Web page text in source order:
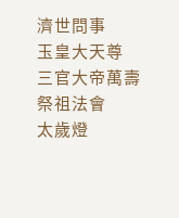
濟世問事
玉皇大天尊
三官大帝萬壽
祭祖法會
太歲燈